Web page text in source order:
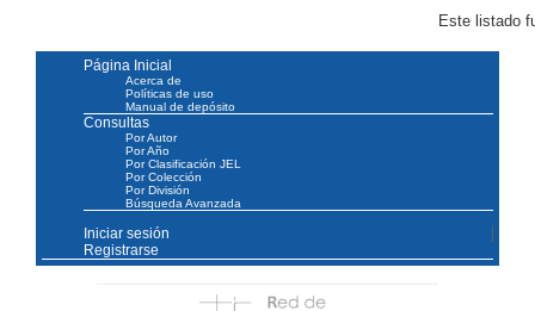
Este listado
Página Inicial
Acerca de
Políticas de uso
Manual de depósito
Consultas
Por Autor
Por Año
Por Clasificación JEL
Por Colección
Por División
Búsqueda Avanzada
Iniciar sesión
Registrarse